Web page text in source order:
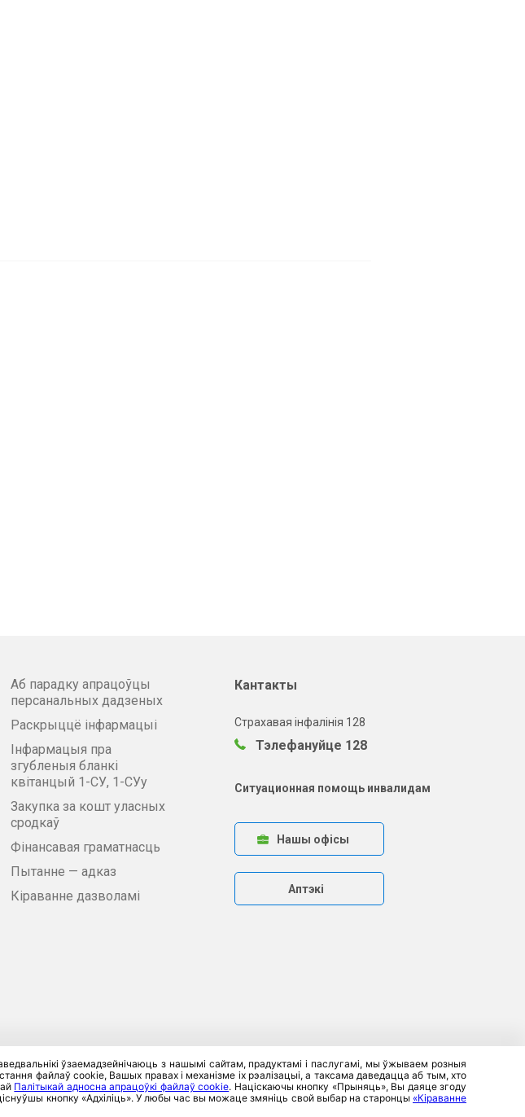
Аб парадку апрацоўцы
персанальных дадзеных
Раскрыццё інфармацыі
Інфармацыя пра
згубленыя бланкі
квітанцый 1-СУ, 1-СУу
Закупка за кошт уласных
сродкаў
Фінансавая граматнасць
Пытанне — адказ
Кіраванне дазволамі
Кантакты
Страхавая інфалінія 128
Тэлефануйце 128
Ситуационная помощь инвалидам
Нашы офісы
Аптэкі
ўзаемадзейнічаюць з нашымі сайтам, прадуктамі і паслугамі, мы ўжываем розныя
файлаў cookie, Вашых правах і механізме іх рэалізацыі, а таксама даведацца аб тым, хто
Палітыкай адносна апрацоўкі файлаў cookie. Націскаючы кнопку «Прыняць», Вы даяце згоду
кнопку «Адхіліць». У любы час вы можаце змяніць свой выбар на старонцы «Кіраванне